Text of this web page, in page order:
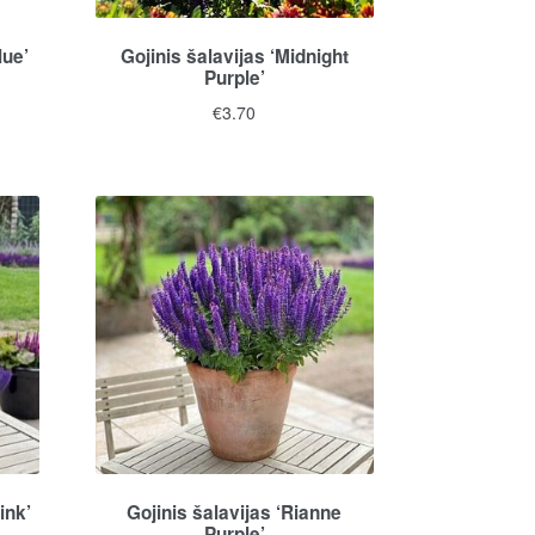
Gojinis šalavijas ‘Midnight
Purple’
€3.70
Gojinis šalavijas ‘Rianne